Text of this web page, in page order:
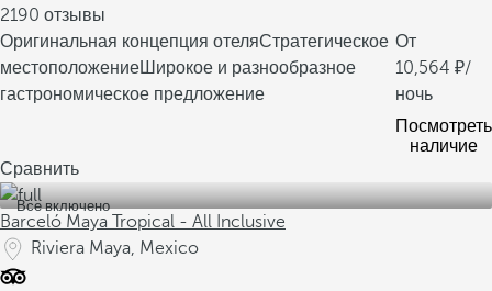
2190 отзывы
Оригинальная концепция отеляСтратегическое
местоположениеШирокое и разнообразное
гастрономическое предложение
От
10,564
/
ночь
Посмотреть
наличие
Сравнить
Все включено
Barceló Maya Tropical - All Inclusive
Riviera Maya, Mexico